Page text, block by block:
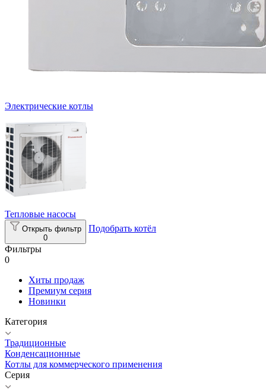
Электрические котлы
Тепловые насосы
Открыть фильтр
0
Подобрать котёл
Фильтры
0
Хиты продаж
Премиум серия
Новинки
Категория
Традиционные
Конденсационные
Котлы для коммерческого применения
Серия